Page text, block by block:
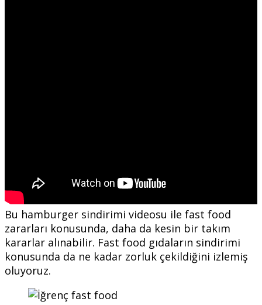
Bu hamburger sindirimi videosu ile fast food
zararları konusunda, daha da kesin bir takım
kararlar alınabilir. Fast food gıdaların sindirimi
konusunda da ne kadar zorluk çekildiğini izlemiş
oluyoruz.